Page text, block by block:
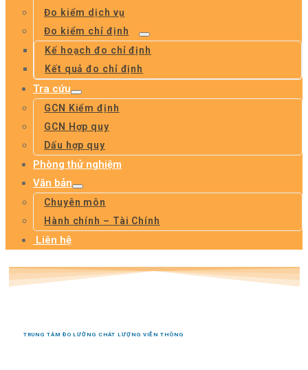
Đo kiểm dịch vụ
Đo kiểm chỉ định
Kế hoạch đo chỉ định
Kết quả đo chỉ định
Tra cứu
GCN Kiểm định
GCN Hợp quy
Dấu hợp quy
Phòng thử nghiệm
Văn bản
Chuyên môn
Hành chính – Tài Chính
Liên hệ
TRUNG TÂM ĐO LƯỜNG CHÂT LƯỢNG VIỄN THÔNG